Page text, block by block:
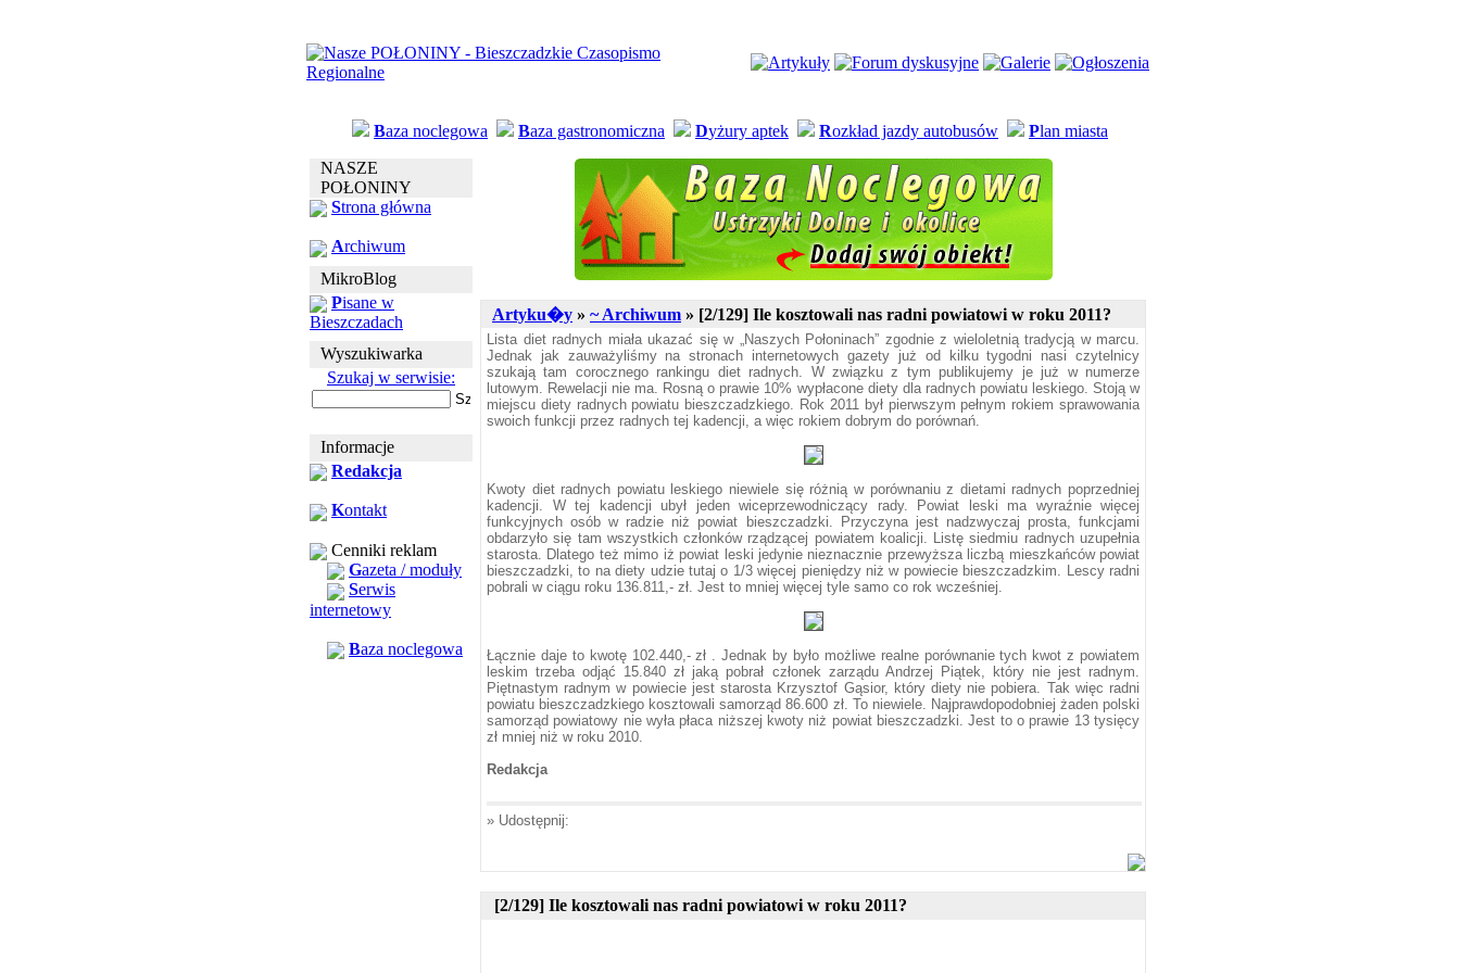
Baza noclegowa Baza gastronomiczna Dyżury aptek Rozkład jazdy autobusów Plan miasta
NASZE
POŁONINY
Strona główna
Archiwum
MikroBlog
Pisane w
Bieszczadach
Wyszukiwarka
Szukaj w serwisie:
Informacje
Redakcja
Kontakt
Cenniki reklam
Gazeta / moduły
Serwis
internetowy
Baza noclegowa
Artyku�y » ~ Archiwum » [2/129] Ile kosztowali nas radni powiatowi w roku 2011?
Lista diet radnych miała ukazać się w „Naszych Połoninach” zgodnie z wieloletnią tradycją w marcu.
Jednak jak zauważyliśmy na stronach internetowych gazety już od kilku tygodni nasi czytelnicy
szukają tam corocznego rankingu diet radnych. W związku z tym publikujemy je już w numerze
lutowym. Rewelacji nie ma. Rosną o prawie 10% wypłacone diety dla radnych powiatu leskiego. Stoją w
miejscu diety radnych powiatu bieszczadzkiego. Rok 2011 był pierwszym pełnym rokiem sprawowania
swoich funkcji przez radnych tej kadencji, a więc rokiem dobrym do porównań.
Kwoty diet radnych powiatu leskiego niewiele się różnią w porównaniu z dietami radnych poprzedniej
kadencji. W tej kadencji ubył jeden wiceprzewodniczący rady. Powiat leski ma wyraźnie więcej
funkcyjnych osób w radzie niż powiat bieszczadzki. Przyczyna jest nadzwyczaj prosta, funkcjami
obdarzyło się tam wszystkich członków rządzącej powiatem koalicji. Listę siedmiu radnych uzupełnia
starosta. Dlatego też mimo iż powiat leski jedynie nieznacznie przewyższa liczbą mieszkańców powiat
bieszczadzki, to na diety udzie tutaj o 1/3 więcej pieniędzy niż w powiecie bieszczadzkim. Lescy radni
pobrali w ciągu roku 136.811,- zł. Jest to mniej więcej tyle samo co rok wcześniej.
Łącznie daje to kwotę 102.440,- zł . Jednak by było możliwe realne porównanie tych kwot z powiatem
leskim trzeba odjąć 15.840 zł jaką pobrał członek zarządu Andrzej Piątek, który nie jest radnym.
Piętnastym radnym w powiecie jest starosta Krzysztof Gąsior, który diety nie pobiera. Tak więc radni
powiatu bieszczadzkiego kosztowali samorząd 86.600 zł. To niewiele. Najprawdopodobniej żaden polski
samorząd powiatowy nie wyła płaca niższej kwoty niż powiat bieszczadzki. Jest to o prawie 13 tysięcy
zł mniej niż w roku 2010.
Redakcja
» Udostępnij:
[2/129] Ile kosztowali nas radni powiatowi w roku 2011?